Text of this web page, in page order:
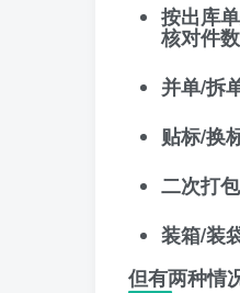
按出库
核对件
并单/拆
贴标/换
二次打
装箱/装
但有两种情